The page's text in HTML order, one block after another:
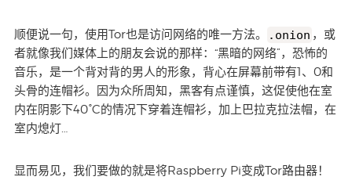
顺便说一句，使用Tor也是访问网络的唯一方法。 .onion ，或
者就像我们媒体上的朋友会说的那样：“黑暗的网络”，恐怖的
音乐，是一个背对背的男人的形象，背心在屏幕前带有1、0和
头骨的连帽衫。因为众所周知，黑客有点谨慎，这促使他在室
内在阴影下40°C的情况下穿着连帽衫，加上巴拉克拉法帽，在
室内熄灯…
显而易见，我们要做的就是将Raspberry Pi变成Tor路由器！